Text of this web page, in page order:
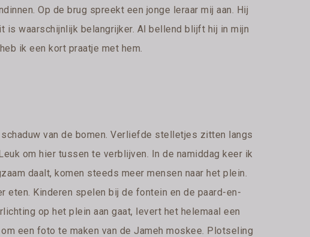
Op de brug spreekt een jonge leraar mij aan. Hij
is waarschijnlijk belangrijker. Al bellend blijft hij in mijn
ik een kort praatje met hem.
van de bomen. Verliefde stelletjes zitten langs
om hier tussen te verblijven. In de namiddag keer ik
daalt, komen steeds meer mensen naar het plein.
eten. Kinderen spelen bij de fontein en de paard-en-
op het plein aan gaat, levert het helemaal een
een foto te maken van de Jameh moskee. Plotseling